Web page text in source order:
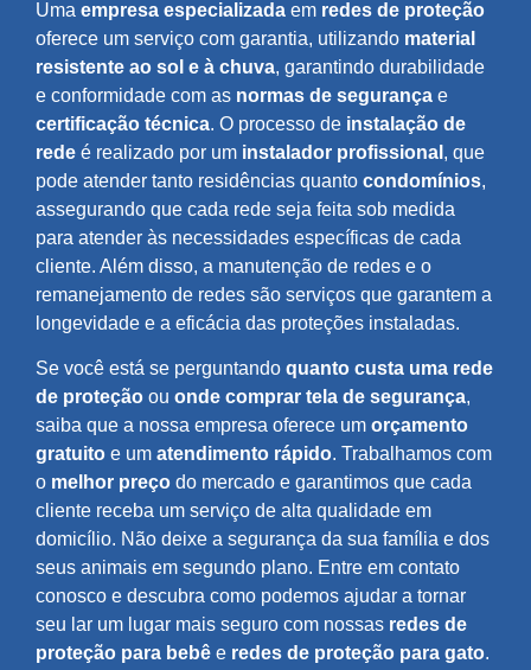
Uma empresa especializada em redes de proteção
oferece um serviço com garantia, utilizando material
resistente ao sol e à chuva, garantindo durabilidade
e conformidade com as normas de segurança e
certificação técnica. O processo de instalação de
rede é realizado por um instalador profissional , que
pode atender tanto residências quanto condomínios,
assegurando que cada rede seja feita sob medida
para atender às necessidades específicas de cada
cliente. Além disso, a manutenção de redes e o
remanejamento de redes são serviços que garantem a
longevidade e a eficácia das proteções instaladas.
Se você está se perguntando quanto custa uma rede
de proteção ou onde comprar tela de segurança,
saiba que a nossa empresa oferece um orçamento
gratuito e um atendimento rápido. Trabalhamos com
o melhor preço do mercado e garantimos que cada
cliente receba um serviço de alta qualidade em
domicílio. Não deixe a segurança da sua família e dos
seus animais em segundo plano. Entre em contato
conosco e descubra como podemos ajudar a tornar
seu lar um lugar mais seguro com nossas redes de
proteção para bebê e redes de proteção para gato.